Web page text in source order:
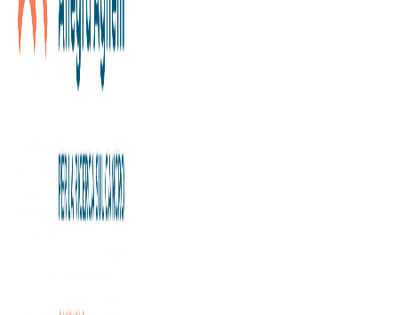
la firma di chi ha scelto di sostenerci.
Senza questa generosità diffusa, Candiolo non
esisterebbe, né come luogo fisico né come comunità di
persone che ogni giorno lo tengono vivo. Oggi lanciamo un